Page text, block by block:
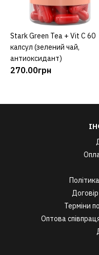
КУПИТИ
Stark Green Tea + Vit C 60
капсул (зелений чай,
антиоксидант)
270.00грн
Терміни
Оптова